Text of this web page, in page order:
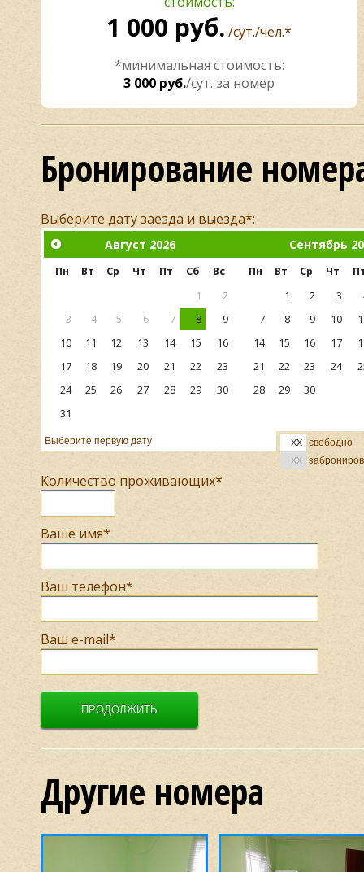
1 000 руб. /сут./чел.*
*минимальная стоимость:
3 000 руб./сут. за номер
Бронирование
Выберите дату заезда и выезда*:
Август 2026
Пн Вт Ср Чт Пт Сб
Вс
1
2
3
4 5 6 7 8
9
10
11 12 13 14 15
16
17
18 19 20 21 22
23
24
25 26 27 28 29
30
31
Сентябрь
Пн Вт Ср Чт
1
2 3
7
8 9 10
14
15 16 17
21
22 23 24
28
29 30
Выберите первую дату XX свободно
XX
Количество проживающих*
Ваше имя*
Ваш телефон*
Ваш e-mail*
Другие номера